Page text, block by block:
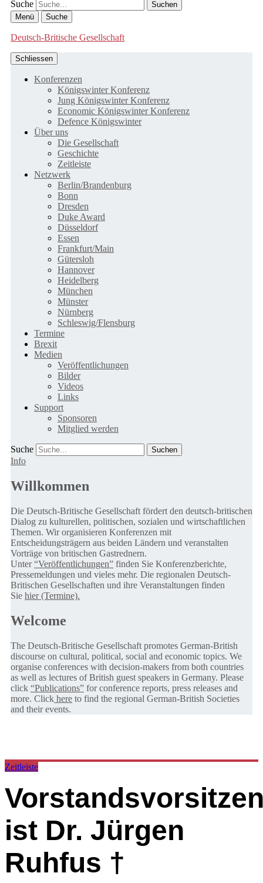
Suche
Menü Suche
Deutsch-Britische Gesellschaft
Schliessen
Konferenzen
Königswinter Konferenz
Jung Königswinter Konferenz
Economic Königswinter Konferenz
Defence Königswinter
Über uns
Die Gesellschaft
Geschichte
Zeitleiste
Netzwerk
Berlin/Brandenburg
Bonn
Dresden
Duke Award
Düsseldorf
Essen
Frankfurt/Main
Gütersloh
Hannover
Heidelberg
München
Münster
Nürnberg
Schleswig/Flensburg
Termine
Brexit
Medien
Veröffentlichungen
Bilder
Videos
Links
Support
Sponsoren
Mitglied werden
Suche
Info
Willkommen
Die Deutsch-Britische Gesellschaft fördert den deutsch-britischen
Dialog zu kulturellen, politischen, sozialen und wirtschaftlichen
Themen. Wir organisieren Konferenzen mit
Entscheidungsträgern aus beiden Ländern und veranstalten
Vorträge von britischen Gastrednern.
Unter“Veröffentlichungen” finden Sie Konferenzberichte,
Pressemeldungen und vieles mehr. Die regionalen Deutsch-
Britischen Gesellschaften und ihre Veranstaltungen finden
Sie hier (Termine).
Welcome
The Deutsch-Britische Gesellschaft promotes German-British
discourse on cultural, political, social and economic topics. We
organise conferences with decision-makers from both countries
as well as lectures of British guest speakers in Germany. Please
click “Publications” for conference reports, press releases and
more. Click here to find the regional German-British Societies
and their events.
Zeitleiste
ist Dr. Jürgen
Ruhfus †